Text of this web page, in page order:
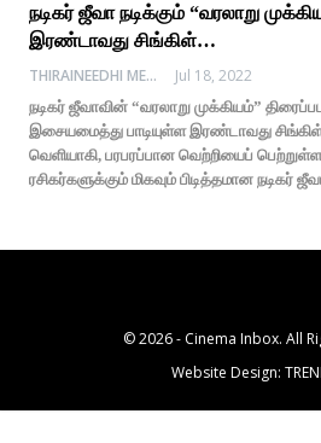
நடிகர் ஜீவா நடிக்கும் “வரலாறு
இரண்டாவது சிங்கிள்…
THIRAINEEDHI MEDIA
Jul 18, 2022
நடிகர் ஜீவாவின் “வரலாறு முக்கியம்”
இசையமைத்து பாடியுள்ள இரண்டாவது சிங்கிள்
வெளியாகி, பரபரப்பான வெற்றியைப்
ரசிகர்களுக்கும் மிகவும் பிடித்தமான நடிகர்
© 2026 - Cinema Inbox. All
Website Design: